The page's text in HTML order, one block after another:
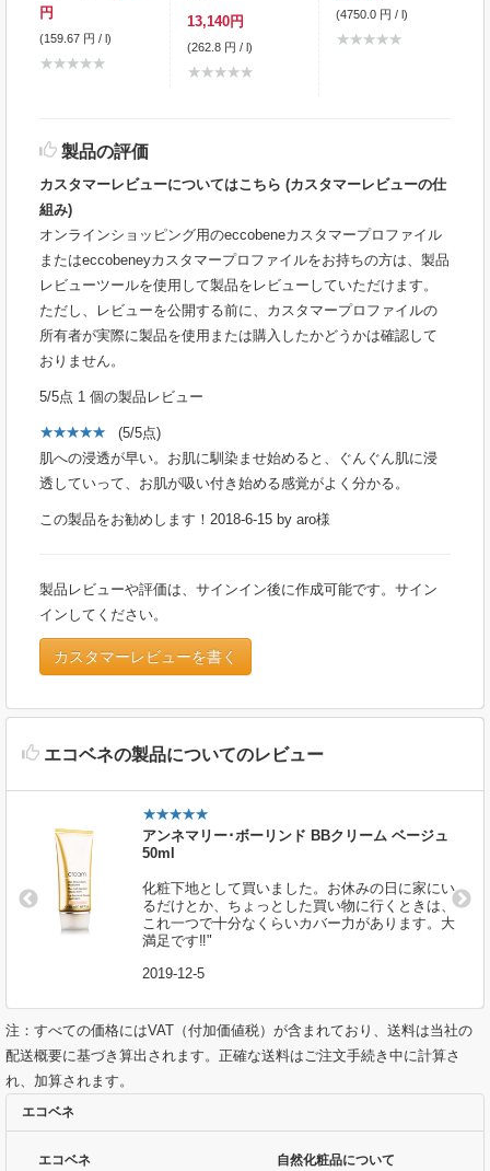
円
(159.67 円 / l)
13,140円
(262.8 円 / l)
(4750.0 円 / l)
製品の評価
カスタマーレビューについてはこちら (カスタマーレビューの仕
組み)
オンラインショッピング用のeccobeneカスタマープロファイル
またはeccobeneyカスタマープロファイルをお持ちの方は、製品
レビューツールを使用して製品をレビューしていただけます。
ただし、レビューを公開する前に、カスタマープロファイルの
所有者が実際に製品を使用または購入したかどうかは確認して
おりません。
5/5点 1 個の製品レビュー
(5/5点)
肌への浸透が早い。お肌に馴染ませ始めると、ぐんぐん肌に浸
透していって、お肌が吸い付き始める感覚がよく分かる。
この製品をお勧めします！ 2018-6-15 by aro様
製品レビューや評価は、サインイン後に作成可能です。サイン
インしてください。
カスタマーレビューを書く
エコベネの製品についてのレビュー
アンネマリー･ボーリンド BBクリーム ベージュ
50ml
化粧下地として買いました。お休みの日に家にい
るだけとか、ちょっとした買い物に行くときは、
これ一つで十分なくらいカバー力があります。大
満足です‼"
2019-12-5
注：すべての価格にはVAT（付加価値税）が含まれており、送料は当社の
配送概要に基づき算出されます。正確な送料はご注文手続き中に計算さ
れ、加算されます。
エコベネ
エコベネ 自然化粧品について